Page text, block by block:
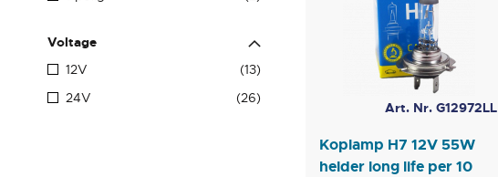
Art. Nr. G12972LL
Koplamp H7 12V 55W
helder long life per 10
Voltage
12V
13
producten
24V
26
producten